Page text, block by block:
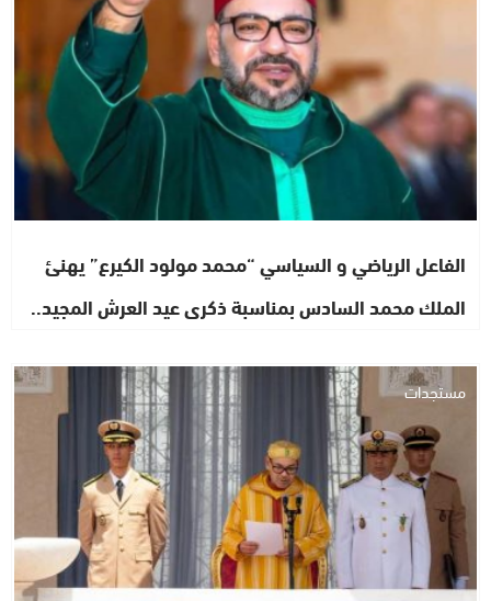
الفاعل الرياضي و السياسي “محمد مولود الكيرع” يهنئ
الملك محمد السادس بمناسبة ذكرى عيد العرش المجيد..
مستجدات